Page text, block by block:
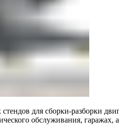
для сборки-разборки
обслуживания, гаражах,